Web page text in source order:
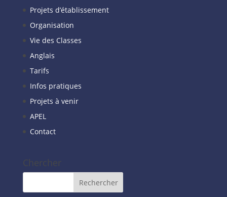
Projets d’établissement
Organisation
Vie des Classes
Anglais
Tarifs
Infos pratiques
Projets à venir
APEL
Contact
Chercher